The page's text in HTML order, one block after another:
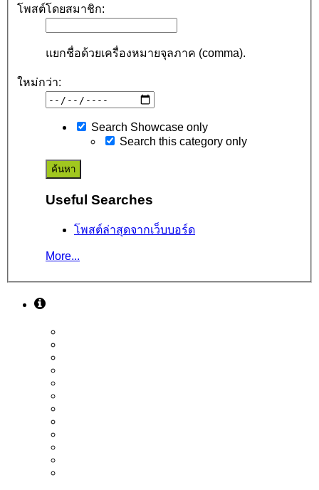
โพสต์โดยสมาชิก:
แยกชื่อด้วยเครื่องหมายจุลภาค (comma).
ใหม่กว่า:
Search Showcase only
Search this category only
Useful Searches
โพสต์ล่าสุดจากเว็บบอร์ด
More...